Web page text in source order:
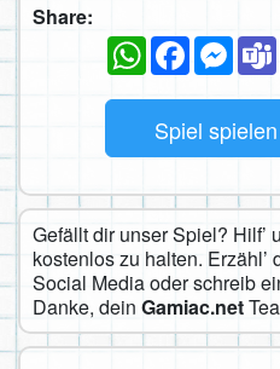
Share:
WhatsAppFacebook
Spiel spielen
Gefällt dir unser Spiel? Hilf’
kostenlos zu halten. Erzähl’
Social Media oder schreib
Danke, dein Gamiac.net